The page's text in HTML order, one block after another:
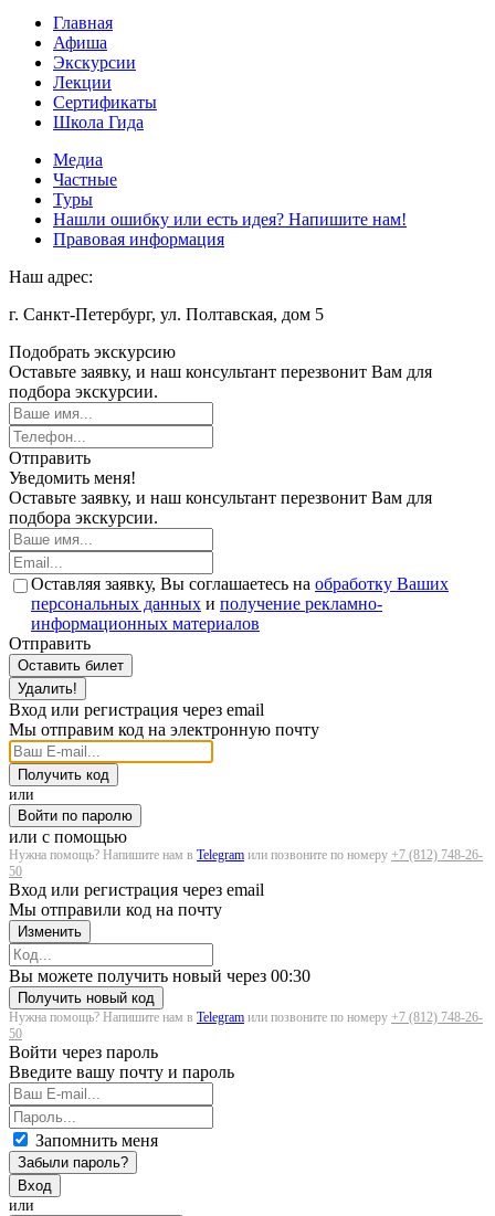
Главная
Афиша
Экскурсии
Лекции
Сертификаты
Школа Гида
Медиа
Частные
Туры
Нашли ошибку или есть идея? Напишите нам!
Правовая информация
Наш адрес:
г. Санкт-Петербург, ул. Полтавская, дом 5
Подобрать экскурсию
Оставьте заявку, и наш консультант перезвонит Вам для
подбора экскурсии.
Отправить
Уведомить меня!
Оставьте заявку, и наш консультант перезвонит Вам для
подбора экскурсии.
Оставляя заявку, Вы соглашаетесь на обработку Ваших
персональных данных и получение рекламно-
информационных материалов
Отправить
Оставить билет
Удалить!
Вход или регистрация через email
Мы отправим код на электронную почту
Получить код
или
Войти по паролю
или с помощью
Нужна помощь? Напишите нам в Telegram или позвоните по номеру +7 (812) 748-26-
50
Вход или регистрация через email
Мы отправили код на почту
Изменить
Загрузка...
Вы можете получить новый через 00:30
Получить новый код
Нужна помощь? Напишите нам в Telegram или позвоните по номеру +7 (812) 748-26-
50
Войти через пароль
Введите вашу почту и пароль
Запомнить меня
Забыли пароль?
Вход
или